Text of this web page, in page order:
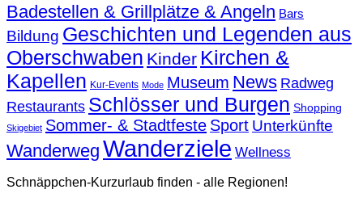
Badestellen & Grillplätze & Angeln Bars
Bildung Geschichten und Legenden aus
Oberschwaben Kinder Kirchen &
Kapellen Kur-Events Mode Museum News Radweg
Restaurants Schlösser und Burgen Shopping
Skigebiet Sommer- & Stadtfeste Sport Unterkünfte
Wanderweg Wanderziele Wellness
Schnäppchen-Kurzurlaub finden - alle Regionen!